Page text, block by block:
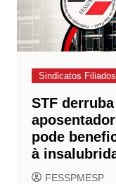
Sindicatos Filiados
STF
pode
à
FESSPMESP